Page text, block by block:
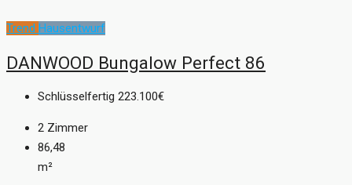
Trend Hausentwurf
DANWOOD Bungalow Perfect 86
Schlüsselfertig 223.100€
2 Zimmer
86,48
m²